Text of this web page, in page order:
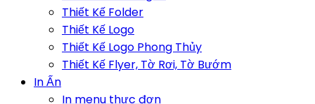
Thiết Kế Folder
Thiết Kế Logo
Thiết Kế Logo Phong Thủy
Thiết Kế Flyer, Tờ Rơi, Tờ Bướm
In Ấn
In menu thực đơn